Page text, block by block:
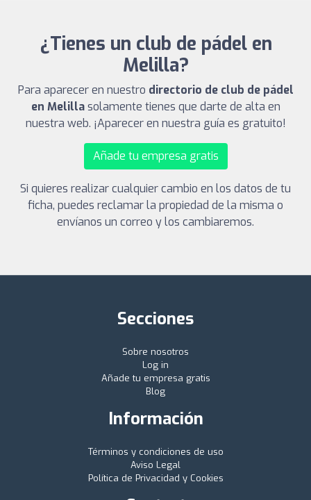
¿Tienes un club de pádel en
Melilla?
Para aparecer en nuestro directorio de club de pádel
en Melillasolamente tienes que darte de alta en
nuestra web. ¡Aparecer en nuestra guía es gratuito!
Añade tu empresa gratis
Si quieres realizar cualquier cambio en los datos de tu
ficha, puedes reclamar la propiedad de la misma o
envíanos un correo y los cambiaremos.
Secciones
Sobre nosotros
Log in
Añade tu empresa gratis
Blog
Información
Términos y condiciones de uso
Aviso Legal
Política de Privacidad y Cookies